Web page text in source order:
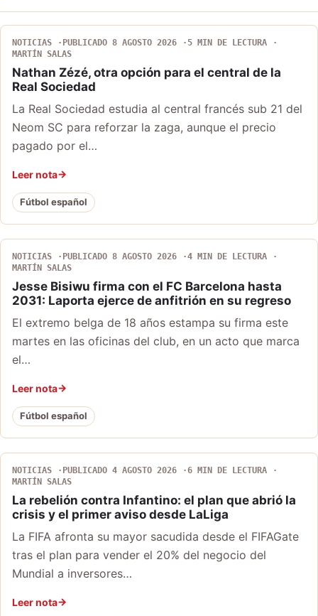
NOTICIAS PUBLICADO 8 AGOSTO 2026
5 MIN DE LECTURA
MARTÍN SALAS
Nathan Zézé, otra opción para el central de la
Real Sociedad
La Real Sociedad estudia al central francés sub 21 del
Neom SC para reforzar la zaga, aunque el precio
pagado por el…
Leer nota
Fútbol español
NOTICIAS PUBLICADO 8 AGOSTO 2026
4 MIN DE LECTURA
MARTÍN SALAS
Jesse Bisiwu firma con el FC Barcelona hasta
2031: Laporta ejerce de anfitrión en su regreso
El extremo belga de 18 años estampa su firma este
martes en las oficinas del club, en un acto que marca
el…
Leer nota
Fútbol español
NOTICIAS PUBLICADO 4 AGOSTO 2026
6 MIN DE LECTURA
MARTÍN SALAS
La rebelión contra Infantino: el plan que abrió la
crisis y el primer aviso desde LaLiga
La FIFA afronta su mayor sacudida desde el FIFAGate
tras el plan para vender el 20% del negocio del
Mundial a inversores…
Leer nota